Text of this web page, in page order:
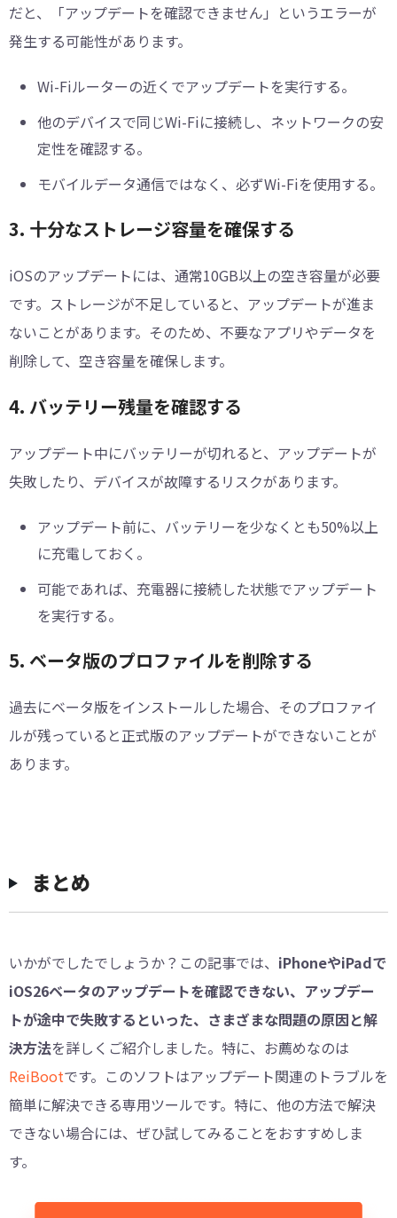
だと、「アップデートを確認できません」というエラーが
発生する可能性があります。
Wi-Fiルーターの近くでアップデートを実行する。
他のデバイスで同じWi-Fiに接続し、ネットワークの安
定性を確認する。
モバイルデータ通信ではなく、必ずWi-Fiを使用する。
3. 十分なストレージ容量を確保する
iOSのアップデートには、通常10GB以上の空き容量が必要
です。ストレージが不足していると、アップデートが進ま
ないことがあります。そのため、不要なアプリやデータを
削除して、空き容量を確保します。
4. バッテリー残量を確認する
アップデート中にバッテリーが切れると、アップデートが
失敗したり、デバイスが故障するリスクがあります。
アップデート前に、バッテリーを少なくとも50%以上
に充電しておく。
可能であれば、充電器に接続した状態でアップデート
を実行する。
5. ベータ版のプロファイルを削除する
過去にベータ版をインストールした場合、そのプロファイ
ルが残っていると正式版のアップデートができないことが
あります。
まとめ
いかがでしたでしょうか？この記事では、 iPhoneやiPadで
iOS26ベータのアップデートを確認できない、アップデー
トが途中で失敗するといった、さまざまな問題の原因と解
決方法を詳しくご紹介しました。特に、お薦めなのは
ReiBootです。このソフトはアップデート関連のトラブルを
簡単に解決できる専用ツールです。特に、他の方法で解決
できない場合には、ぜひ試してみることをおすすめしま
す。